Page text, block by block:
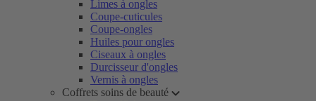
Limes à ongles
Coupe-cuticules
Coupe-ongles
Huiles pour ongles
Ciseaux à ongles
Durcisseur d'ongles
Vernis à ongles
Coffrets soins de beauté